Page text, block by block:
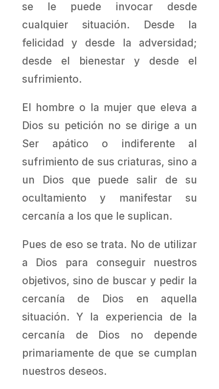
se le puede invocar desde
cualquier situación. Desde la
felicidad y desde la adversidad;
desde el bienestar y desde el
sufrimiento.
El hombre o la mujer que eleva a
Dios su petición no se dirige a un
Ser apático o indiferente al
sufrimiento de sus criaturas, sino a
un Dios que puede salir de su
ocultamiento y manifestar su
cercanía a los que le suplican.
Pues de eso se trata. No de utilizar
a Dios para conseguir nuestros
objetivos, sino de buscar y pedir la
cercanía de Dios en aquella
situación. Y la experiencia de la
cercanía de Dios no depende
primariamente de que se cumplan
nuestros deseos.